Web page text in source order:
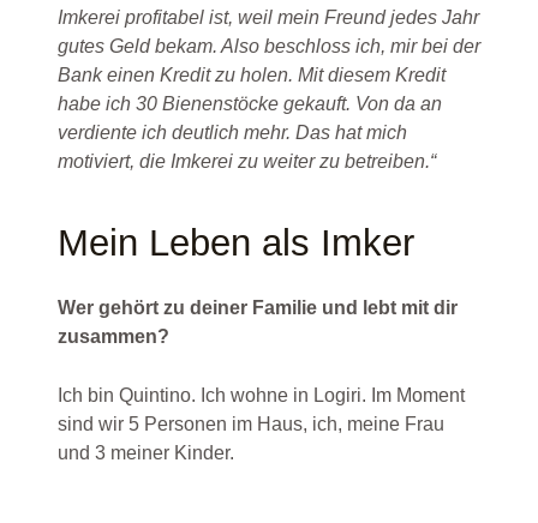
Imkerei profitabel ist, weil mein Freund jedes Jahr
gutes Geld bekam. Also beschloss ich, mir bei der
Bank einen Kredit zu holen. Mit diesem Kredit
habe ich 30 Bienenstöcke gekauft. Von da an
verdiente ich deutlich mehr. Das hat mich
motiviert, die Imkerei zu weiter zu betreiben.“
Mein Leben als Imker
Wer gehört zu deiner Familie und lebt mit dir
zusammen?
Ich bin Quintino. Ich wohne in Logiri. Im Moment
sind wir 5 Personen im Haus, ich, meine Frau
und 3 meiner Kinder.